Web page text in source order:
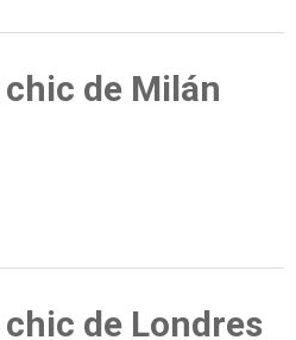
de Milán
de Londres